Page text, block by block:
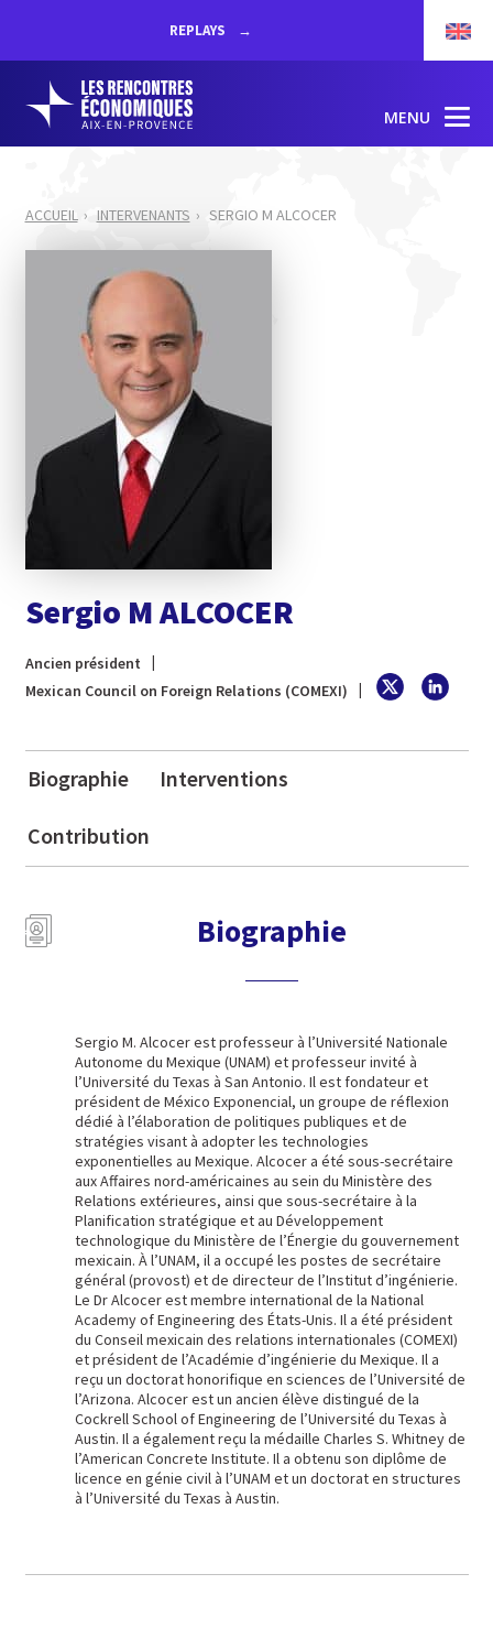
REPLAYS
MENU
ACCUEIL INTERVENANTS SERGIO M ALCOCER
Sergio M ALCOCER
Ancien président
Mexican Council on Foreign Relations (COMEXI)
Biographie Interventions
Contribution
Biographie
Sergio M. Alcocer est professeur à l’Université Nationale
Autonome du Mexique (UNAM) et professeur invité à
l’Université du Texas à San Antonio. Il est fondateur et
président de México Exponencial, un groupe de réflexion
dédié à l’élaboration de politiques publiques et de
stratégies visant à adopter les technologies
exponentielles au Mexique. Alcocer a été sous-secrétaire
aux Affaires nord-américaines au sein du Ministère des
Relations extérieures, ainsi que sous-secrétaire à la
Planification stratégique et au Développement
technologique du Ministère de l’Énergie du gouvernement
mexicain. À l’UNAM, il a occupé les postes de secrétaire
général (provost) et de directeur de l’Institut d’ingénierie.
Le Dr Alcocer est membre international de la National
Academy of Engineering des États-Unis. Il a été président
du Conseil mexicain des relations internationales (COMEXI)
et président de l’Académie d’ingénierie du Mexique. Il a
reçu un doctorat honorifique en sciences de l’Université de
l’Arizona. Alcocer est un ancien élève distingué de la
Cockrell School of Engineering de l’Université du Texas à
Austin. Il a également reçu la médaille Charles S. Whitney de
l’American Concrete Institute. Il a obtenu son diplôme de
licence en génie civil à l’UNAM et un doctorat en structures
à l’Université du Texas à Austin.